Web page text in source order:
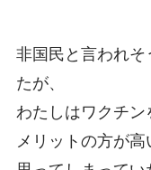
非国民と言われそ
たが、
わたしはワクチ
メリットの方が高